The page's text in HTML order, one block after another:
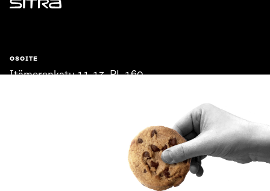
Sitra
OSOITE
Itämerenkatu 11-13, PL 160,